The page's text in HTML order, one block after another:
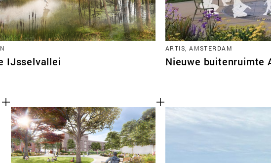
IJsselvallei
ARTIS, AMSTERDAM
Nieuwe buitenruimte